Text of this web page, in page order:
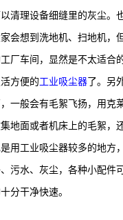
清理设备细缝里的灰尘。
家会想到洗地机、扫地机，
厂车间，显然是不太适合
方便的工业吸尘器了。另
一般会有毛絮飞扬，用克
地面或者机床上的毛絮，
用工业吸尘器较多的地方
污水、灰尘，各种小配件
分干净快速。